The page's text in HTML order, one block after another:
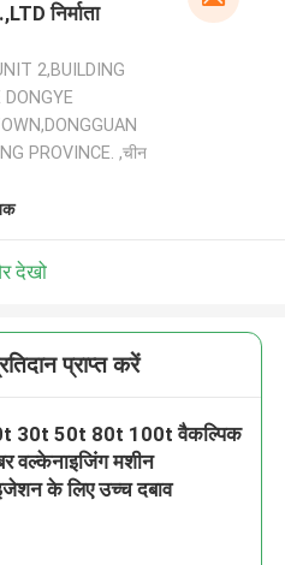
निर्माता
2,BUILDING
PROVINCE. ,चीन
देखो
प्राप्त करें
30t 50t 80t 100t वैकल्पिक
वल्केनाइजिंग मशीन
के लिए उच्च दबाव